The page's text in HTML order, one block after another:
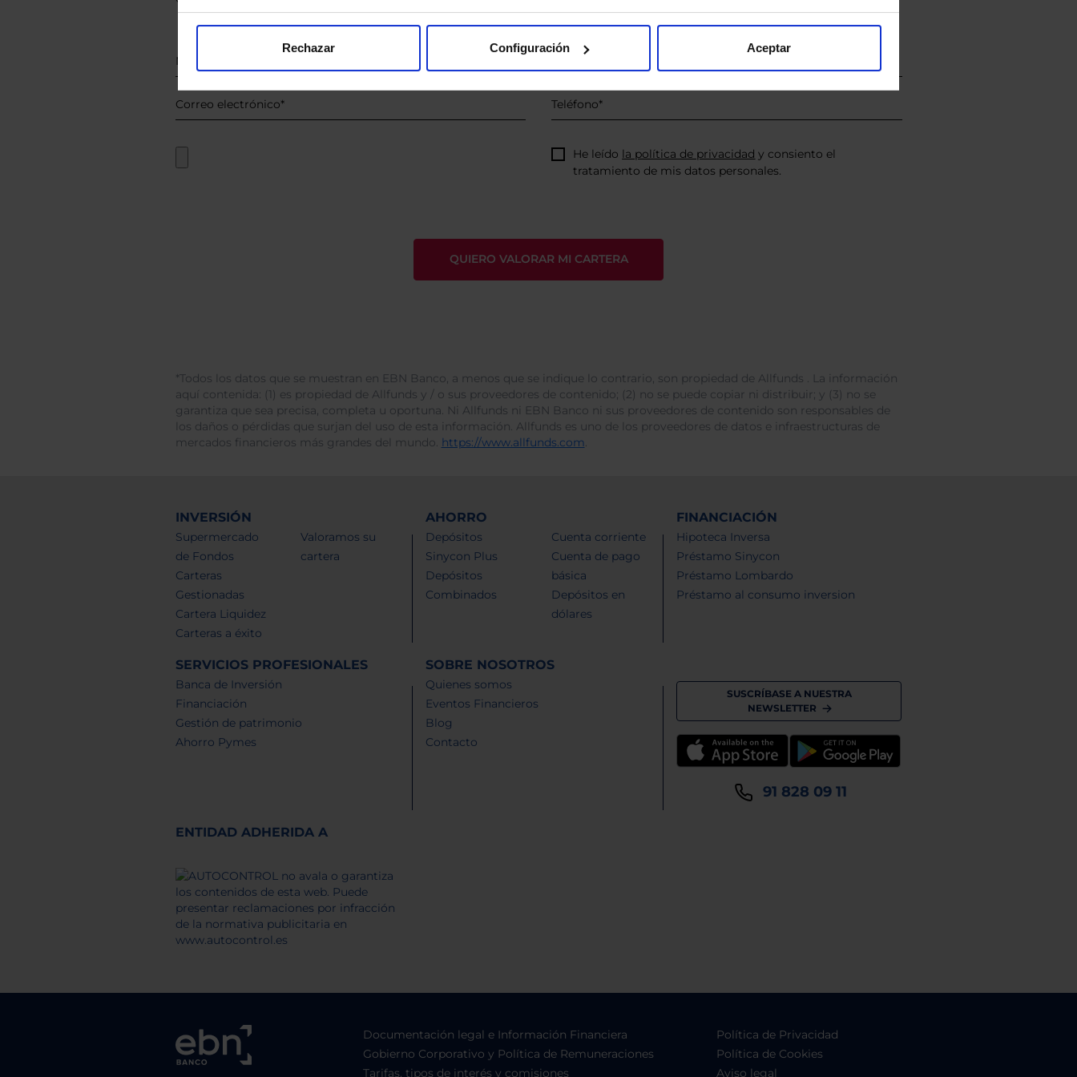
Rechazar Configuración Aceptar
He leído la política de privacidad y consiento el
tratamiento de mis datos personales.
*Todos los datos que se muestran en EBN Banco, a menos que se indique lo contrario, son propiedad de Allfunds . La información
aquí contenida: (1) es propiedad de Allfunds y / o sus proveedores de contenido; (2) no se puede copiar ni distribuir; y (3) no se
garantiza que sea precisa, completa u oportuna. Ni Allfunds ni EBN Banco ni sus proveedores de contenido son responsables de
los daños o pérdidas que surjan del uso de esta información. Allfunds es uno de los proveedores de datos e infraestructuras de
mercados financieros más grandes del mundo. https://www.allfunds.com.
INVERSIÓN
Supermercado
de Fondos
Carteras
Gestionadas
Cartera Liquidez
Carteras a éxito
Valoramos su
cartera
AHORRO
Depósitos
Sinycon Plus
Depósitos
Combinados
Cuenta corriente
Cuenta de pago
básica
Depósitos en
dólares
FINANCIACIÓN
Hipoteca Inversa
Préstamo Sinycon
Préstamo Lombardo
Préstamo al consumo inversion
SERVICIOS PROFESIONALES
Banca de Inversión
Financiación
Gestión de patrimonio
Ahorro Pymes
SOBRE NOSOTROS
Quienes somos
Eventos Financieros
Blog
Contacto
SUSCRÍBASE A NUESTRA
NEWSLETTER
91 828 09 11
ENTIDAD ADHERIDA A
Documentación legal e Información Financiera
Gobierno Corporativo y Política de Remuneraciones
Tarifas, tipos de interés y comisiones
Política de Privacidad
Política de Cookies
Aviso legal